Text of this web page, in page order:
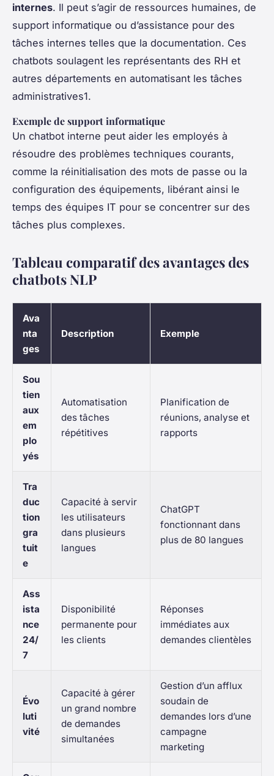
internes. Il peut s’agir de ressources humaines, de
support informatique ou d’assistance pour des
tâches internes telles que la documentation. Ces
chatbots soulagent les représentants des RH et
autres départements en automatisant les tâches
administratives1.
Exemple de support informatique
Un chatbot interne peut aider les employés à
résoudre des problèmes techniques courants,
comme la réinitialisation des mots de passe ou la
configuration des équipements, libérant ainsi le
temps des équipes IT pour se concentrer sur des
tâches plus complexes.
Tableau comparatif des avantages des
chatbots NLP
Ava
nta
ges
Description Exemple
Sou
tien
aux
em
plo
yés
Automatisation
des tâches
répétitives
Planification de
réunions, analyse et
rapports
Tra
duc
tion
gra
tuit
e
Capacité à servir
les utilisateurs
dans plusieurs
langues
ChatGPT
fonctionnant dans
plus de 80 langues
Ass
ista
nce
24/
7
Disponibilité
permanente pour
les clients
Réponses
immédiates aux
demandes clientèles
Évo
luti
vité
Capacité à gérer
un grand nombre
de demandes
simultanées
Gestion d’un afflux
soudain de
demandes lors d’une
campagne
marketing